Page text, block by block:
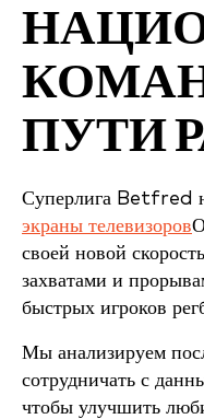
ПУТИ
Суперлига Betfred
экраны телевизоров
своей новой
захватами и
быстрых игроков
Мы анализируем
сотрудничать с
чтобы улучшить